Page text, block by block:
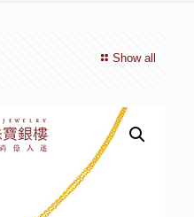
Show all